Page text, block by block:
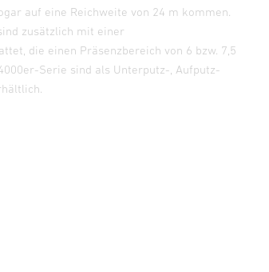
auf eine Reichweite von 24 m kommen.
zusätzlich mit einer
die einen Präsenzbereich von 6 bzw. 7,5
Serie sind als Unterputz-, Aufputz-